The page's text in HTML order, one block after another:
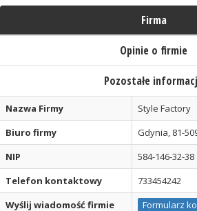
Firma
Opinie o firmie
Pozostałe
Nazwa Firmy
Style Factory
Biuro firmy
Gdynia, 81-
NIP
584-146-32-38
Telefon kontaktowy
733454242
Wyślij wiadomość firmie
Formularz